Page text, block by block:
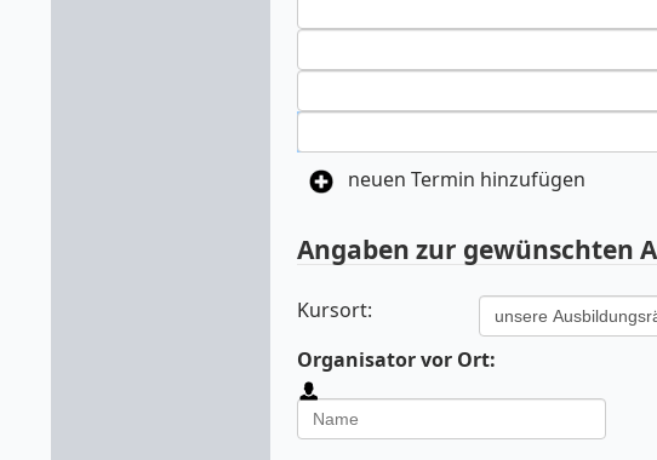
neuen Termin hinzufügen
Angaben zur gewünschten
Kursort:
Organisator vor Ort: